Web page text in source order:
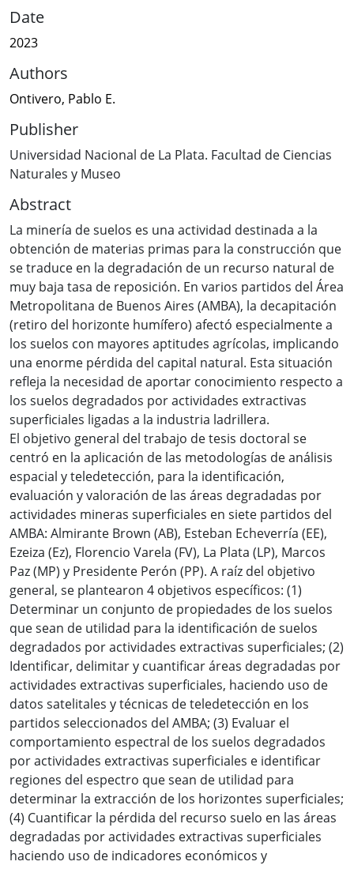
Date
2023
Authors
Ontivero, Pablo E.
Publisher
Universidad Nacional de La Plata. Facultad de Ciencias
Naturales y Museo
Abstract
La minería de suelos es una actividad destinada a la
obtención de materias primas para la construcción que
se traduce en la degradación de un recurso natural de
muy baja tasa de reposición. En varios partidos del Área
Metropolitana de Buenos Aires (AMBA), la decapitación
(retiro del horizonte humífero) afectó especialmente a
los suelos con mayores aptitudes agrícolas, implicando
una enorme pérdida del capital natural. Esta situación
refleja la necesidad de aportar conocimiento respecto a
los suelos degradados por actividades extractivas
superficiales ligadas a la industria ladrillera.
El objetivo general del trabajo de tesis doctoral se
centró en la aplicación de las metodologías de análisis
espacial y teledetección, para la identificación,
evaluación y valoración de las áreas degradadas por
actividades mineras superficiales en siete partidos del
AMBA: Almirante Brown (AB), Esteban Echeverría (EE),
Ezeiza (Ez), Florencio Varela (FV), La Plata (LP), Marcos
Paz (MP) y Presidente Perón (PP). A raíz del objetivo
general, se plantearon 4 objetivos específicos: (1)
Determinar un conjunto de propiedades de los suelos
que sean de utilidad para la identificación de suelos
degradados por actividades extractivas superficiales; (2)
Identificar, delimitar y cuantificar áreas degradadas por
actividades extractivas superficiales, haciendo uso de
datos satelitales y técnicas de teledetección en los
partidos seleccionados del AMBA; (3) Evaluar el
comportamiento espectral de los suelos degradados
por actividades extractivas superficiales e identificar
regiones del espectro que sean de utilidad para
determinar la extracción de los horizontes superficiales;
(4) Cuantificar la pérdida del recurso suelo en las áreas
degradadas por actividades extractivas superficiales
haciendo uso de indicadores económicos y